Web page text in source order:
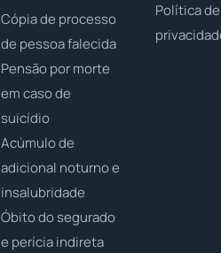
Cópia de processo
de pessoa falecida
Pensão por morte
em caso de
suicídio
Acúmulo de
adicional noturno e
insalubridade
Óbito do segurado
e perícia indireta
Política de